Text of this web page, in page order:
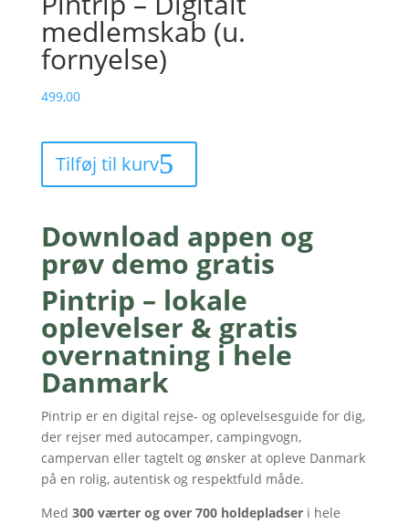
medlemskab (u.
fornyelse)
499,00
(u.
fornyelse)
antal
Tilføj til kurv
Download appen og
prøv demo gratis
Pintrip – lokale
oplevelser & gratis
overnatning i hele
Danmark
Pintrip er en digital rejse- og oplevelsesguide for dig,
der rejser med autocamper, campingvogn,
campervan eller tagtelt og ønsker at opleve Danmark
på en rolig, autentisk og respektfuld måde.
Med 300 værter og over 700 holdepladseri hele